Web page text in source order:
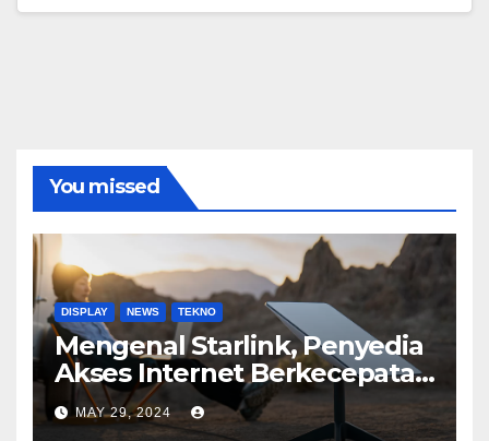
You missed
DISPLAY NEWS TEKNO
Mengenal Starlink, Penyedia
Akses Internet Berkecepatan
Tinggi
MAY 29, 2024